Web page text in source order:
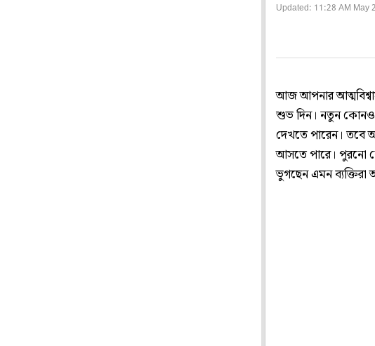
Updated: 11:28 AM May
আজ আপনার
শুভ দিন। নতুন কোনও
দেখতে পারেন। তবে
আসতে পারে। পুরনো
ভুগছেন এমন